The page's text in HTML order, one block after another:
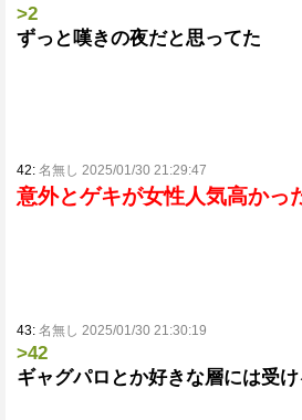
>2
ずっと嘆きの夜だと思ってた
42: 名無し 2025/01/30 21:29:47
意外とゲキが女性人気高かっ
43: 名無し 2025/01/30 21:30:19
>42
ギャグパロとか好きな層には受け